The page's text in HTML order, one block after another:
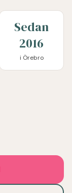
Sedan
2016
i Örebro